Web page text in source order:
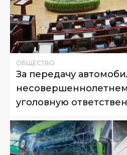
ОБЩЕСТВО
За передачу
уголовную